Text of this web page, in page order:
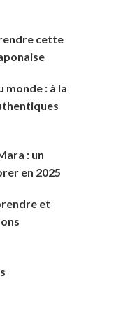
cette
: à la
: un
en 2025
et